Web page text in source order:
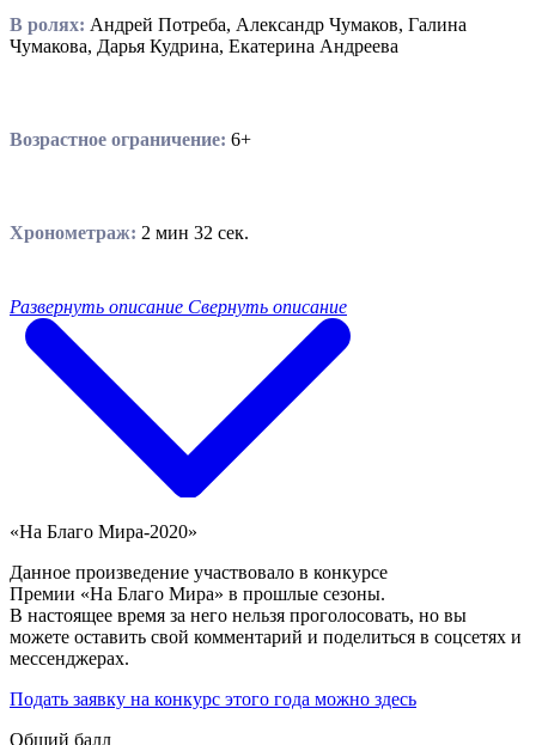
В ролях: Андрей Потреба, Александр Чумаков, Галина
Чумакова, Дарья Кудрина, Екатерина Андреева
Возрастное ограничение: 6+
Хронометраж: 2 мин 32 сек.
Развернуть описание Свернуть описание
«На Благо Мира-2020»
Данное произведение участвовало в конкурсе
Премии «На Благо Мира» в прошлые сезоны.
В настоящее время за него нельзя проголосовать, но вы
можете оставить свой комментарий и поделиться в соцсетях и
мессенджерах.
Подать заявку на конкурс этого года можно здесь
Общий балл